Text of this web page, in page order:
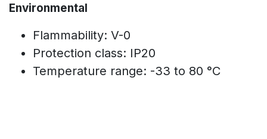
Environmental
Flammability: V-0
Protection class: IP20
Temperature range: -33 to 80 °C